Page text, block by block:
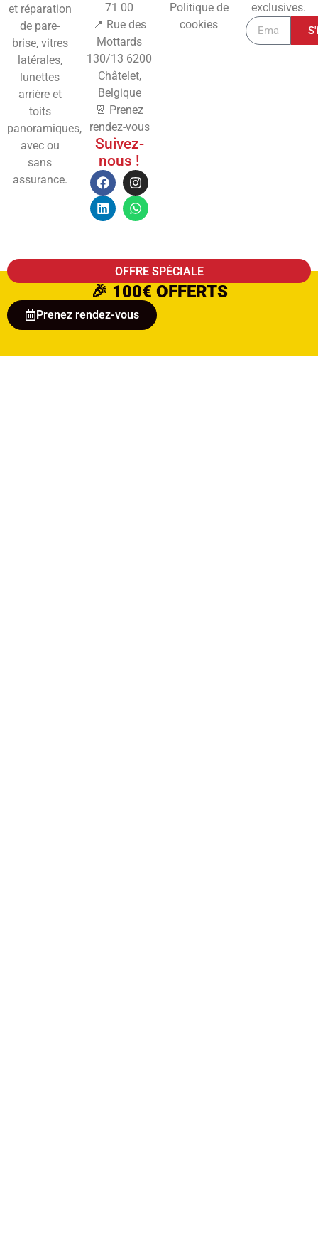
et réparation
de pare-
brise, vitres
latérales,
lunettes
arrière et
toits
panoramiques,
avec ou
sans
assurance.
71 00
📍 Rue des
Mottards
130/13 6200
Châtelet,
Belgique
📆 Prenez
rendez-vous
Suivez-
nous !
Politique de
cookies
exclusives.
OFFRE SPÉCIALE
🎉 100€ OFFERTS
Prenez rendez-vous